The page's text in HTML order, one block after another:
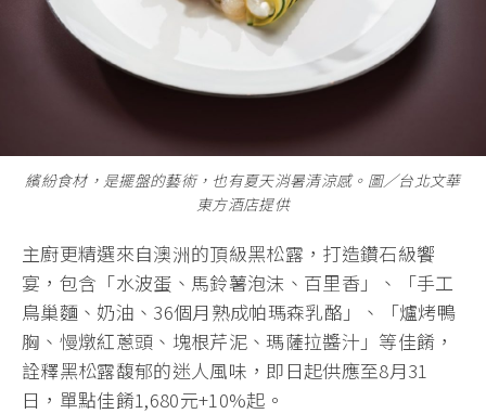
繽紛食材，是擺盤的藝術，也有夏天消暑清涼感。圖∕台北文華
東方酒店提供
主廚更精選來自澳洲的頂級黑松露，打造鑽石級饗
宴，包含「水波蛋、馬鈴薯泡沫、百里香」、「手工
鳥巢麵、奶油、36個月熟成帕瑪森乳酪」、「爐烤鴨
胸、慢燉紅蔥頭、塊根芹泥、瑪薩拉醬汁」等佳餚，
詮釋黑松露馥郁的迷人風味，即日起供應至8月31
日，單點佳餚1,680元+10%起。